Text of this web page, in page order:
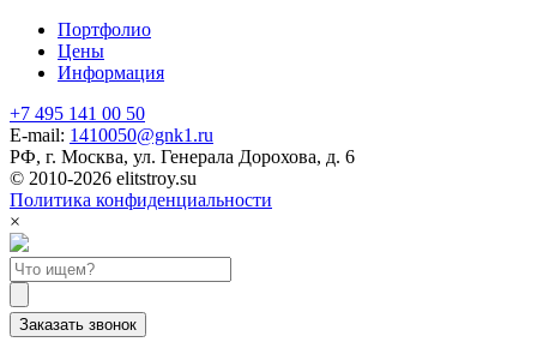
Портфолио
Цены
Информация
+7 495 141 00 50
E-mail: 1410050@gnk1.ru
РФ, г. Москва, ул. Генерала Дорохова, д. 6
© 2010-2026 elitstroy.su
Политика конфиденциальности
×
Заказать звонок